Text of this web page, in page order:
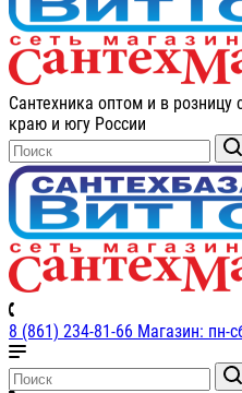
Сантехника оптом и в
краю и югу России
8 (861) 234-81-66 Магазин: пн-